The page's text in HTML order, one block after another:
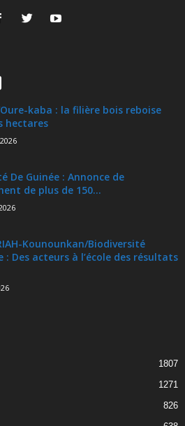
kaba : la filière bois reboise
hectares
De Guinée : Annonce de
de plus de 150...
Kounounkan/Biodiversité
: Des acteurs à l’école des résultats
1807
1271
826